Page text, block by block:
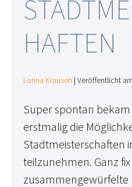
HAFTEN
Lorina Krausen | Veröffentlicht am
Super spontan
erstmalig die
Stadtmeisterschaften
teilzunehmen. Ganz
zusammengewürfelte